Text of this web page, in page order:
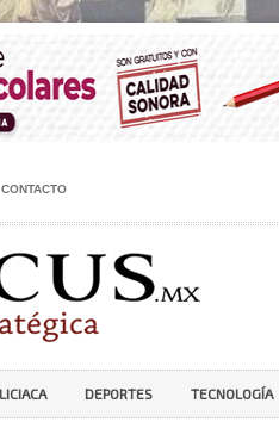
CONTACTO
DEPORTES TECNOLOGÍA